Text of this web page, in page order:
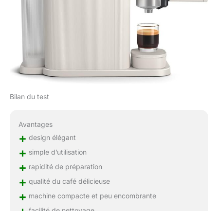
Bilan du test
Avantages
+ design élégant
+ simple d’utilisation
+ rapidité de préparation
+ qualité du café délicieuse
+ machine compacte et peu encombrante